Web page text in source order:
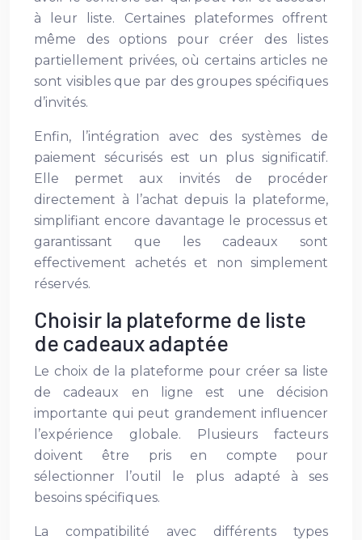
à leur liste. Certaines plateformes offrent
même des options pour créer des listes
partiellement privées, où certains articles ne
sont visibles que par des groupes spécifiques
d’invités.
Enfin, l’intégration avec des systèmes de
paiement sécurisés est un plus significatif.
Elle permet aux invités de procéder
directement à l’achat depuis la plateforme,
simplifiant encore davantage le processus et
garantissant que les cadeaux sont
effectivement achetés et non simplement
réservés.
Choisir la plateforme de liste
de cadeaux adaptée
Le choix de la plateforme pour créer sa liste
de cadeaux en ligne est une décision
importante qui peut grandement influencer
l’expérience globale. Plusieurs facteurs
doivent être pris en compte pour
sélectionner l’outil le plus adapté à ses
besoins spécifiques.
La compatibilité avec différents types